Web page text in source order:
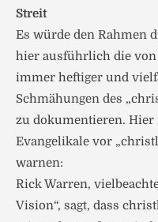
Streit
Es würde den Rahmen
hier ausführlich die von
immer heftiger und
Schmähungen des
zu dokumentieren. Hier
Evangelikale vor
warnen:
Rick Warren,
Vision“, sagt, dass